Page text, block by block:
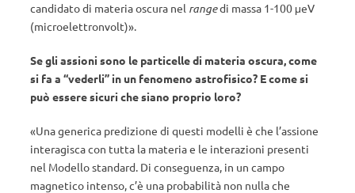
candidato di materia oscura nel rangedi massa 1-100 μeV
(microelettronvolt)».
Se gli assioni sono le particelle di materia oscura, come
si fa a “vederli” in un fenomeno astrofisico? E come si
può essere sicuri che siano proprio loro?
«Una generica predizione di questi modelli è che l’assione
interagisca con tutta la materia e le interazioni presenti
nel Modello standard. Di conseguenza, in un campo
magnetico intenso, c’è una probabilità non nulla che